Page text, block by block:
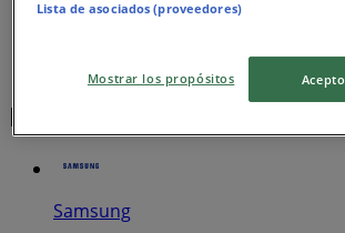
Las tiendas más cercanas
Samsung
Lista de asociados (proveedores)
Mostrar los propósitos Acepto